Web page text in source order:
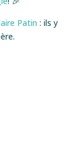
Patin : ils y